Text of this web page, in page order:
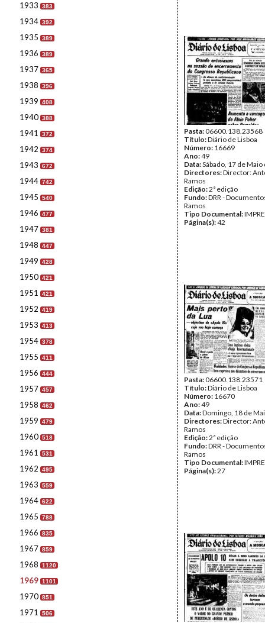
1933 383
1934 392
1935 389
1936 389
1937 365
1938 396
1939 408
1940 388
1941 372
1942 374
1943 672
1944 742
1945 540
1946 477
1947 381
1948 447
1949 428
1950 421
1951 421
1952 419
1953 413
1954 378
1955 411
1956 444
1957 457
1958 462
1959 479
1960 518
1961 531
1962 495
1963 559
1964 622
1965 788
1966 835
1967 859
1968 1120
1969 1101
1970 851
1971 506
Pasta:06600.138.23568
Título:Diário de Lisboa
Número: 16669
Ano:49
Data:Sábado, 17 de
Directores:Director:
Ramos
Edição:2ª edição
Fundo:DRR -
Ramos
Tipo Documental:
Página(s):42
Pasta:06600.138.23571
Título:Diário de Lisboa
Número: 16670
Ano:49
Data:Domingo, 18 de
Directores:Director:
Ramos
Edição:2ª edição
Fundo:DRR -
Ramos
Tipo Documental:
Página(s):27